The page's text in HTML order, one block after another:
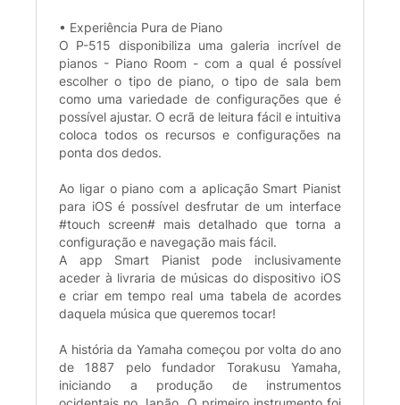
• Experiência Pura de Piano
O P-515 disponibiliza uma galeria incrível de
pianos - Piano Room - com a qual é possível
escolher o tipo de piano, o tipo de sala bem
como uma variedade de configurações que é
possível ajustar. O ecrã de leitura fácil e intuitiva
coloca todos os recursos e configurações na
ponta dos dedos.
Ao ligar o piano com a aplicação Smart Pianist
para iOS é possível desfrutar de um interface
#touch screen# mais detalhado que torna a
configuração e navegação mais fácil.
A app Smart Pianist pode inclusivamente
aceder à livraria de músicas do dispositivo iOS
e criar em tempo real uma tabela de acordes
daquela música que queremos tocar!
A história da Yamaha começou por volta do ano
de 1887 pelo fundador Torakusu Yamaha,
iniciando a produção de instrumentos